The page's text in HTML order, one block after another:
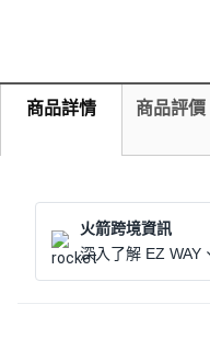
商品詳情 商品評價
火箭跨境資訊
深入了解 EZ WAY